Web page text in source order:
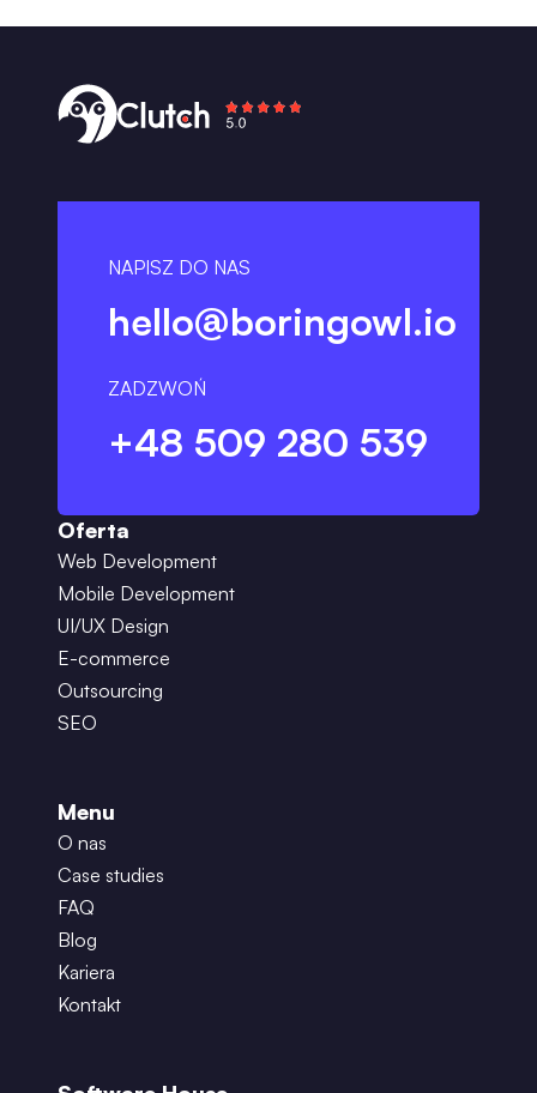
NAPISZ DO NAS
hello@boringowl.io
ZADZWOŃ
+48 509 280 539
Oferta
Web Development
Mobile Development
UI/UX Design
E-commerce
Outsourcing
SEO
Menu
O nas
Case studies
FAQ
Blog
Kariera
Kontakt